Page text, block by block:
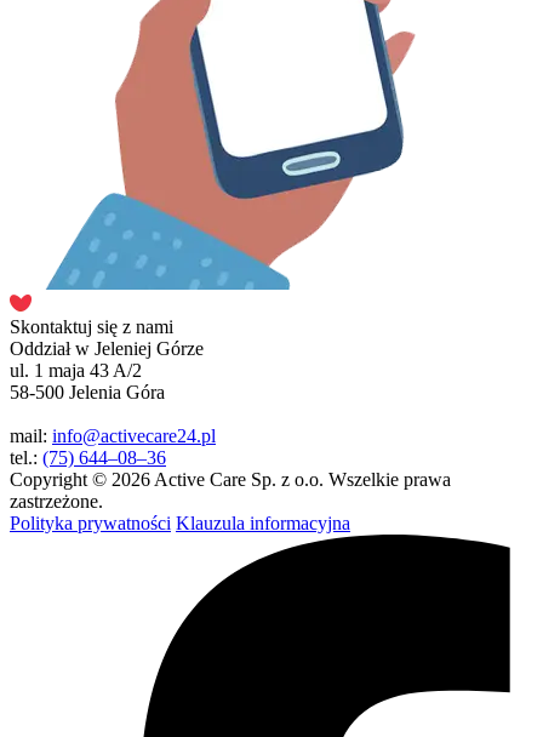
Skontaktuj się z nami
Oddział w Jeleniej Górze
ul. 1 maja 43 A/2
58-500 Jelenia Góra
mail: info@activecare24.pl
tel.: (75) 644–08–36
Copyright © 2026 Active Care Sp. z o.o. Wszelkie prawa
zastrzeżone.
Polityka prywatności Klauzula informacyjna